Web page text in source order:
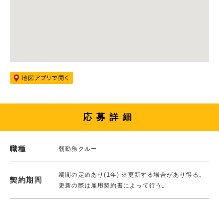
応募詳細
職種 朝勤務クルー
契約期間
期間の定めあり(1年) ※更新する場合があり得る。
更新の際は雇用契約書によって行う。